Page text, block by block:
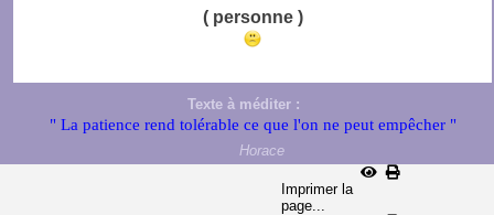
( personne )
Texte à méditer :
" La patience rend tolérable ce que l'on ne peut empêcher "
Horace
Imprimer la
page...